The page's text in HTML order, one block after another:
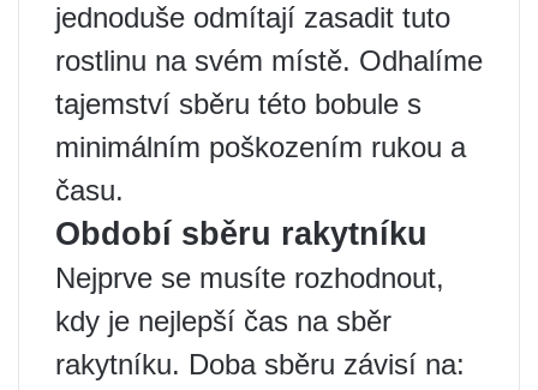
jednoduše odmítají zasadit tuto
rostlinu na svém místě. Odhalíme
tajemství sběru této bobule s
minimálním poškozením rukou a
času.
Období sběru rakytníku
Nejprve se musíte rozhodnout,
kdy je nejlepší čas na sběr
rakytníku. Doba sběru závisí na: